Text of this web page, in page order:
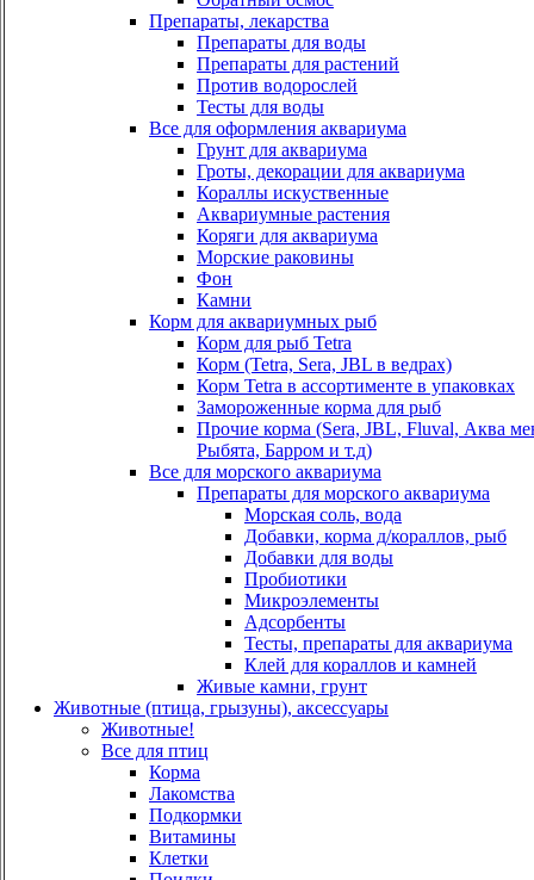
Препараты, лекарства
Препараты для воды
Препараты для растений
Против водорослей
Тесты для воды
Все для оформления аквариума
Грунт для аквариума
Гроты, декорации для аквариума
Кораллы искуственные
Аквариумные растения
Коряги для аквариума
Морские раковины
Фон
Камни
Корм для аквариумных рыб
Корм для рыб Tetra
Корм (Tetra, Sera, JBL в ведрах)
Корм Tetra в ассортименте в упаковках
Замороженные корма для рыб
Прочие корма (Sera, JBL, Fluval, Аква
Рыбята, Барром и т.д)
Все для морского аквариума
Препараты для морского аквариума
Морская соль, вода
Добавки, корма д/кораллов, рыб
Добавки для воды
Пробиотики
Микроэлементы
Адсорбенты
Тесты, препараты для аквариума
Клей для кораллов и камней
Живые камни, грунт
Животные (птица, грызуны), аксессуары
Животные!
Все для птиц
Корма
Лакомства
Подкормки
Витамины
Клетки